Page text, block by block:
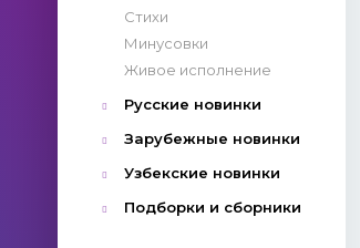
Стихи
Минусовки
Живое исполнение
Русские новинки
Зарубежные новинки
Узбекские новинки
Подборки и сборники